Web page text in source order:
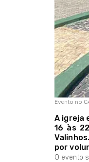
Evento no
A igreja
16 às
por
O evento